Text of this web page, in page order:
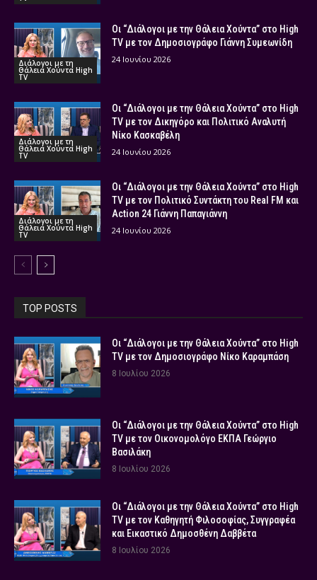
Διάλογοι με τη
Θάλεια Χούντα High
TV
Οι “Διάλογοι με την Θάλεια Χούντα” στο High
TV με τον Δημοσιογράφο Γιάννη Συμεωνίδη
24 Ιουνίου 2026
Διάλογοι με τη
Θάλεια Χούντα High
TV
Οι “Διάλογοι με την Θάλεια Χούντα” στο High
TV με τον Δικηγόρο και Πολιτικό Αναλυτή
Νίκο Κασκαβέλη
24 Ιουνίου 2026
Διάλογοι με τη
Θάλεια Χούντα High
TV
Οι “Διάλογοι με την Θάλεια Χούντα” στο High
TV με τον Πολιτικό Συντάκτη του Real FM και
Action 24 Γιάννη Παπαγιάννη
24 Ιουνίου 2026
TOP POSTS
Οι “Διάλογοι με την Θάλεια Χούντα” στο High
TV με τον Δημοσιογράφο Νίκο Καραμπάση
8 Ιουλίου 2026
Οι “Διάλογοι με την Θάλεια Χούντα” στο High
TV με τον Οικονομολόγο ΕΚΠΑ Γεώργιο
Βασιλάκη
8 Ιουλίου 2026
Οι “Διάλογοι με την Θάλεια Χούντα” στο High
TV με τον Καθηγητή Φιλοσοφίας, Συγγραφέα
και Εικαστικό Δημοσθένη Δαββέτα
8 Ιουλίου 2026